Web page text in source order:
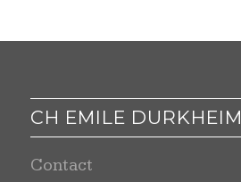
CH EMILE DURKHEIM
Contact